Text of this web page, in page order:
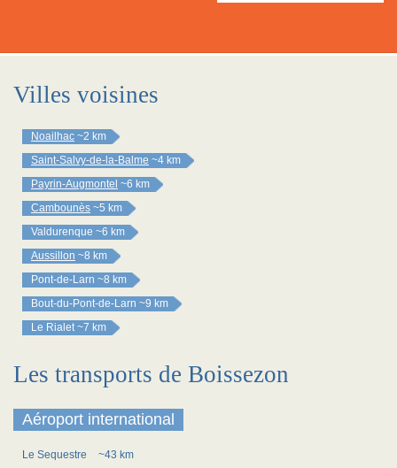
Villes voisines
Noailhac ~2 km
Saint-Salvy-de-la-Balme ~4 km
Payrin-Augmontel ~6 km
Cambounès ~5 km
Valdurenque ~6 km
Aussillon ~8 km
Pont-de-Larn ~8 km
Bout-du-Pont-de-Larn ~9 km
Le Rialet ~7 km
Les transports de Boissezon
Aéroport international
Le Sequestre ~43 km